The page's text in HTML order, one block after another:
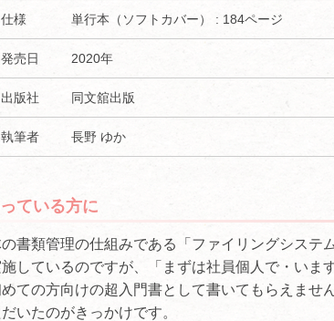
仕様 単行本（ソフトカバー） : 184ページ
発売日 2020年
出版社 同文舘出版
執筆者 長野 ゆか
ている方に
書類管理の仕組みである「ファイリングシステ
しているのですが、「まずは社員個人で・いま
ての方向けの超入門書として書いてもらえませ
いたのがきっかけです。